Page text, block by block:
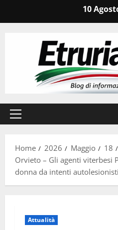
10
Menu
Home
2026 Maggio
18
Orvieto – Gli agenti viterbesi
donna da intenti
Attualità